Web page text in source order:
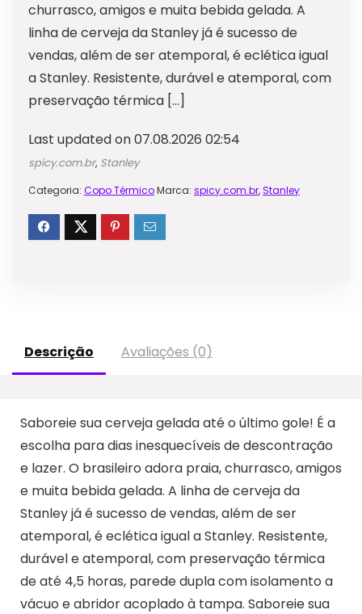
churrasco, amigos e muita bebida gelada. A
linha de cerveja da Stanley já é sucesso de
vendas, além de ser atemporal, é eclética igual
a Stanley. Resistente, durável e atemporal, com
preservação térmica […]
Last updated on 07.08.2026 02:54
spicy.com.br, Stanley
Categoria: Copo TérmicoMarca: spicy.com.br,Stanley
Descrição Avaliações (0)
Saboreie sua cerveja gelada até o último gole! É a
escolha para dias inesquecíveis de descontração
e lazer. O brasileiro adora praia, churrasco, amigos
e muita bebida gelada. A linha de cerveja da
Stanley já é sucesso de vendas, além de ser
atemporal, é eclética igual a Stanley. Resistente,
durável e atemporal, com preservação térmica
de até 4,5 horas, parede dupla com isolamento a
vácuo e abridor acoplado à tampa. Saboreie sua